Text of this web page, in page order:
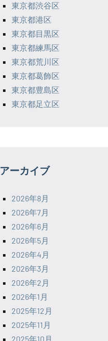
東京都渋谷区
東京都港区
東京都目黒区
東京都練馬区
東京都荒川区
東京都葛飾区
東京都豊島区
東京都足立区
アーカイブ
2026年8月
2026年7月
2026年6月
2026年5月
2026年4月
2026年3月
2026年2月
2026年1月
2025年12月
2025年11月
2025年10月